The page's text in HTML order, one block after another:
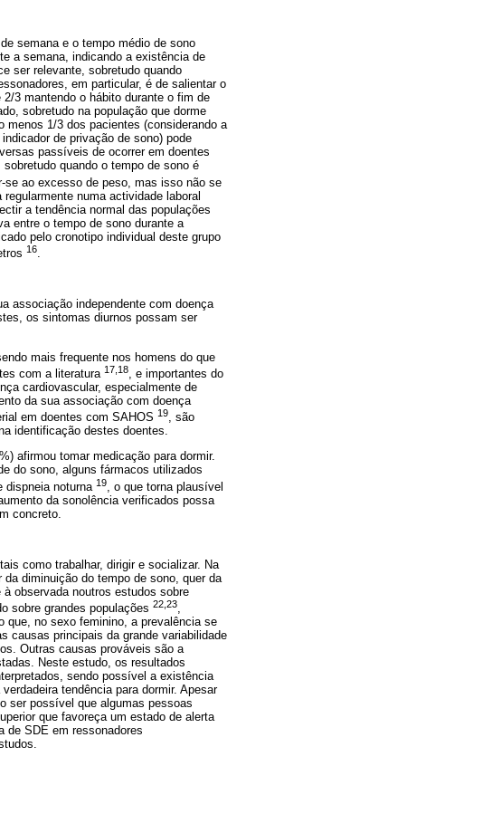
semana e o tempo médio de sono
a semana, indicando a existência de
ser relevante, sobretudo quando
em particular, é de salientar o
3 mantendo o hábito durante o fim de
sobretudo na população que dorme
menos 1/3 dos pacientes (considerando a
de privação de sono) pode
passíveis de ocorrer em doentes
quando o tempo de sono é
se ao excesso de peso, mas isso não se
numa actividade laboral
a tendência normal das populações
entre o tempo de sono durante a
pelo cronotipo individual deste grupo
16
associação independente com doença
os sintomas diurnos possam ser
mais frequente nos homens do que
com a literatura 17,18
, e importantes do
cardiovascular, especialmente de
da sua associação com doença
em doentes com SAHOS 19, são
identificação destes doentes.
afirmou tomar medicação para dormir.
do sono, alguns fármacos utilizados
dispneia noturna 19
, o que torna plausível
da sonolência verificados possa
concreto.
como trabalhar, dirigir e socializar. Na
diminuição do tempo de sono, quer da
observada noutros estudos sobre
sobre grandes populações 22,23,
que, no sexo feminino, a prevalência se
causas principais da grande variabilidade
Outras causas prováveis são a
Neste estudo, os resultados
sendo possível a existência
tendência para dormir. Apesar
ser possível que algumas pessoas
que favoreça um estado de alerta
de SDE em ressonadores